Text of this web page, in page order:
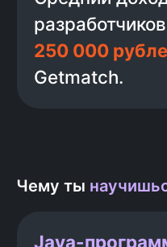
Чему ты